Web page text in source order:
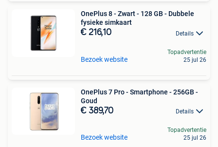
OnePlus 8 - Zwart - 128 GB - Dubbele
fysieke simkaart
€ 216,10 Details
Bezoek website
Topadvertentie
25 jul 26
OnePlus 7 Pro - Smartphone - 256GB -
Goud
€ 389,70 Details
Bezoek website
Topadvertentie
25 jul 26